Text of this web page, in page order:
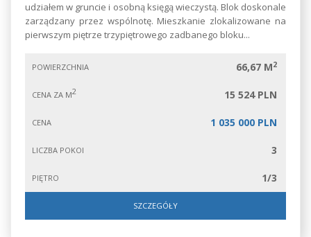
udziałem w gruncie i osobną księgą wieczystą. Blok doskonale
zarządzany przez wspólnotę. Mieszkanie zlokalizowane na
pierwszym piętrze trzypiętrowego zadbanego bloku...
POWIERZCHNIA 66,67 M2
CENA ZA M2 15 524 PLN
CENA 1 035 000 PLN
LICZBA POKOI 3
PIĘTRO 1/3
SZCZEGÓŁY